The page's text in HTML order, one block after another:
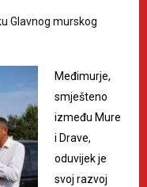
Glavnog murskog
Međimurje,
smješteno
između Mure
i Drave,
oduvijek je
svoj razvoj